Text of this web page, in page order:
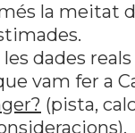
la meitat
dades
vam fer a
(pista,